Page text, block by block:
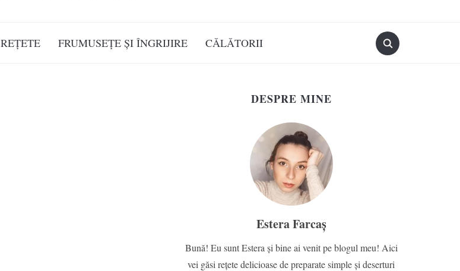
REȚETE FRUMUSEȚE ȘI ÎNGRIJIRE CĂLĂTORII
DESPRE MINE
Estera Farcaș
Bună! Eu sunt Estera și bine ai venit pe blogul meu! Aici
vei găsi rețete delicioase de preparate simple și deserturi